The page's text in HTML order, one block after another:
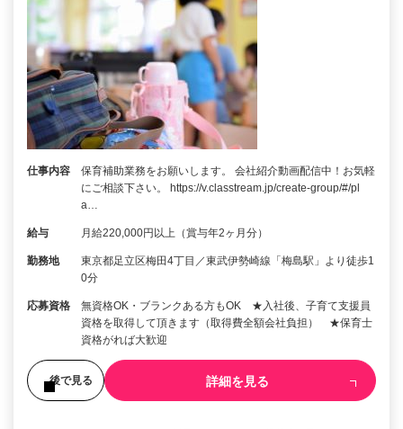
仕事内容
保育補助業務をお願いします。 会社紹介動画配信中！お気軽
にご相談下さい。 https://v.classtream.jp/create-group/#/pl
a…
給与 月給220,000円以上（賞与年2ヶ月分）
勤務地
東京都足立区梅田4丁目／東武伊勢崎線「梅島駅」より徒歩1
0分
応募資格
無資格OK・ブランクある方もOK ★入社後、子育て支援員
資格を取得して頂きます（取得費全額会社負担） ★保育士
資格がれば大歓迎
後で見る 詳細を見る